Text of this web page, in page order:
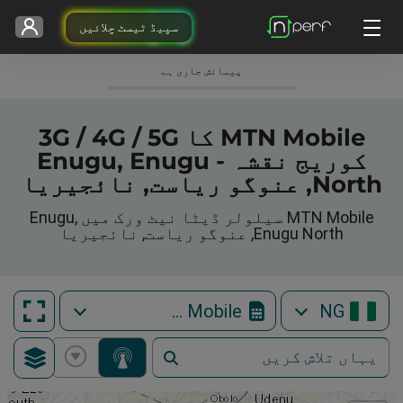
سپیڈ ٹیسٹ چلائیں
پیمائش جاری ہے
MTN Mobile کا 3G / 4G / 5G
کوریج نقشہ - Enugu, Enugu
North, عنوگو ریاست, نائجیریا
MTN Mobile سیلولر ڈیٹا نیٹ ورک میں Enugu,
Enugu North, عنوگو ریاست, نائجیریا
NG
MTN Mobile